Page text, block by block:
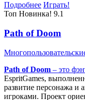
Подробнее Играть!
Топ Новинка! 9.1
Path of Doom
Path of Doom – это
EspritGames,
развитие персонажа и
игроками. Проект